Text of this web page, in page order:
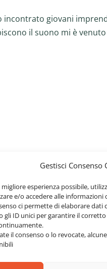
Gestisci Consenso
esperienza possibile,
e/o accedere alle
ci permette di elaborare
gli ID unici per garantire il
il consenso o lo revocate,
incontrato giovani
il suono mi è